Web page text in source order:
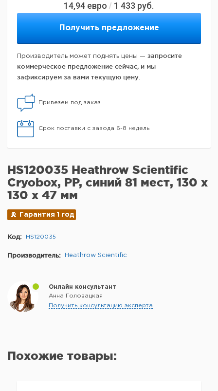
14,94 евро / 1 433 руб.
Получить предложение
Производитель может поднять цены — запросите
коммерческое предложение сейчас, и мы
зафиксируем за вами текущую цену.
Привезем под заказ
Срок поставки с завода 6-8 недель
HS120035 Heathrow Scientific
Cryobox, PP, синий 81 мест, 130 x
130 x 47 мм
Гарантия 1 год
Код: HS120035
Производитель: Heathrow Scientific
Онлайн консультант
Анна Головацкая
Получить консультацию эксперта
Похожие товары: